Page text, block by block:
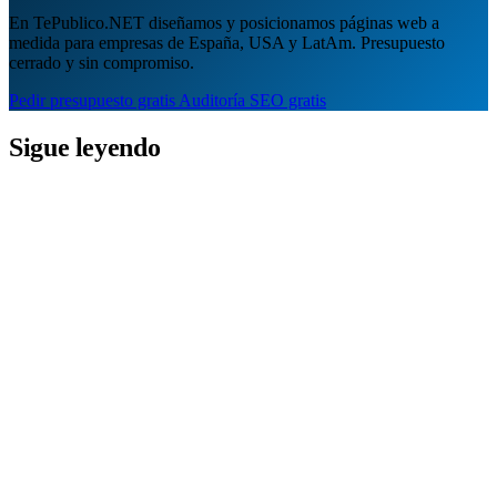
En TePublico.NET diseñamos y posicionamos páginas web a
medida para empresas de España, USA y LatAm. Presupuesto
cerrado y sin compromiso.
Pedir presupuesto gratis Auditoría SEO gratis
Sigue leyendo